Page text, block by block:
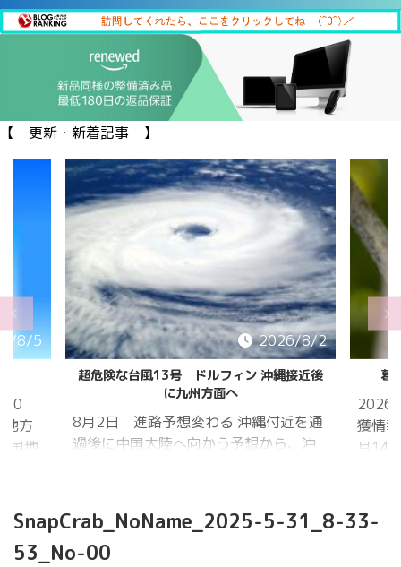
【 更新・新着記事 】
8/5
20
方
国地
2026/8/2
超危険な台風13号 ドルフィン 沖縄接近後
に九州方面へ
8月2日 進路予想変わる 沖縄付近を通
過後に中国大陸へ向かう予想から、沖
ヨーロッパ中
期予報センター 気象庁 8月31日
葛
2026
獲情
月14
か、
はか
SnapCrab_NoName_2025-5-31_8-33-
53_No-00